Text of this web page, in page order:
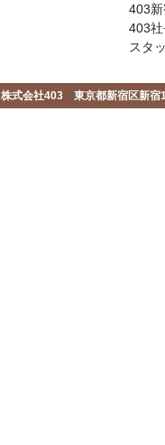
403
403
スタ
株式会社403 東京都新宿区新